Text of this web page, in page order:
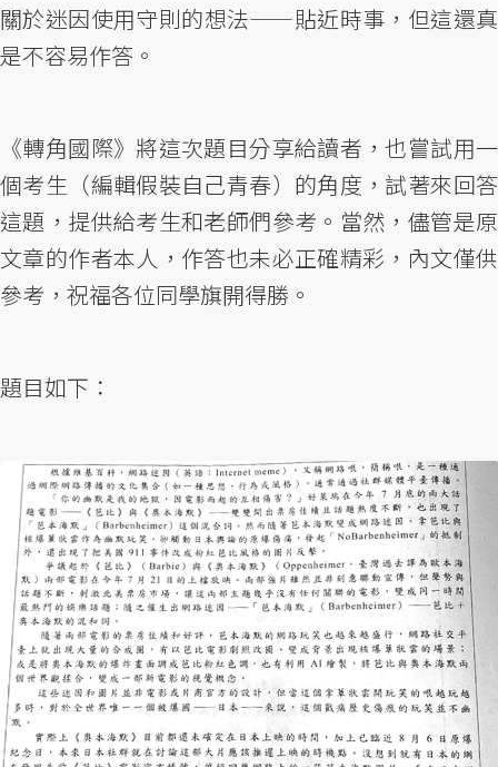
關於迷因使用守則的想法——貼近時事，但這還真
是不容易作答。
《轉角國際》將這次題目分享給讀者，也嘗試用一
個考生（編輯假裝自己青春）的角度，試著來回答
這題，提供給考生和老師們參考。當然，儘管是原
文章的作者本人，作答也未必正確精彩，內文僅供
參考，祝福各位同學旗開得勝。
題目如下：